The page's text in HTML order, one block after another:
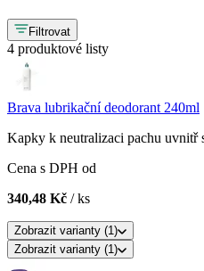
Filtrovat
4 produktové listy
Brava lubrikační deodorant 240ml
Kapky k neutralizaci pachu uvnitř
Cena s DPH od
340,48 Kč / ks
Zobrazit varianty (1)
Zobrazit varianty (1)